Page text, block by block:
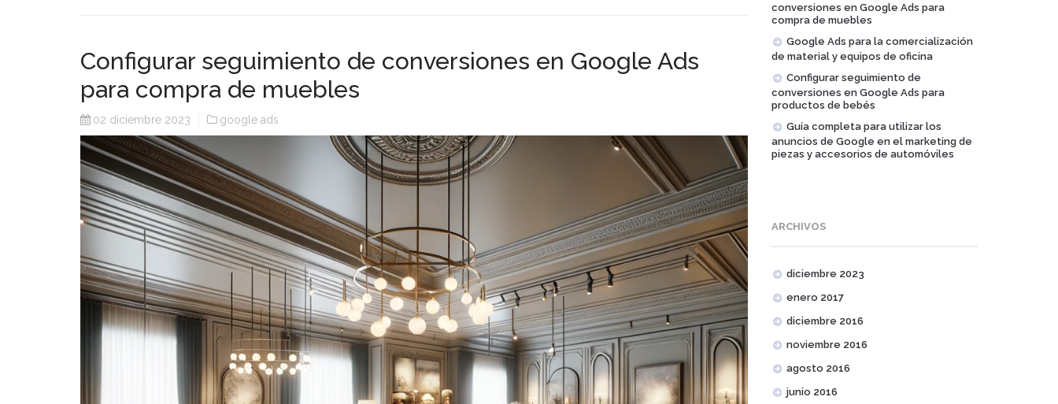
Configurar seguimiento de conversiones en Google Ads
para compra de muebles
02 diciembre 2023 google ads
conversiones en Google Ads para
compra de muebles
Google Ads para la comercialización
de material y equipos de oficina
Configurar seguimiento de
conversiones en Google Ads para
productos de bebés
Guía completa para utilizar los
anuncios de Google en el marketing de
piezas y accesorios de automóviles
ARCHIVOS
diciembre 2023
enero 2017
diciembre 2016
noviembre 2016
agosto 2016
junio 2016